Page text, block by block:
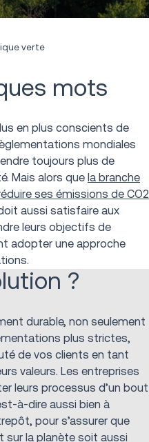
verte
mots
en plus conscients de
mondiales
toujours plus de
Mais alors que la branche
ses émissions de CO2
aussi satisfaire aux
leurs objectifs de
adopter une approche
?
durable, non seulement
plus strictes,
de vos clients en tant
valeurs. Les entreprises
leurs processus d’un bout
à-dire aussi bien à
pour s’assurer que
sur la planète soit aussi